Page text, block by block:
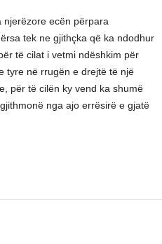
njerëzore ecën përpara
tek ne gjithçka që ka ndodhur
të cilat i vetmi ndëshkim për
tyre në rrugën e drejtë të një
për të cilën ky vend ka shumë
nga ajo errësirë e gjatë